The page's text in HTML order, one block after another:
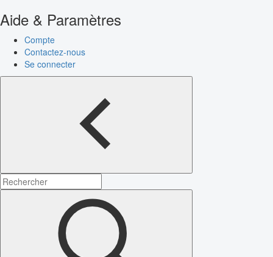
Aide & Paramètres
Compte
Contactez-nous
Se connecter